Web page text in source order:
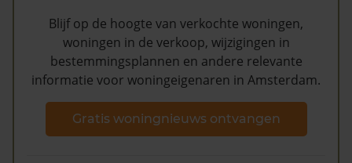
Blijf op de hoogte van verkochte woningen,
woningen in de verkoop, wijzigingen in
bestemmingsplannen en andere relevante
informatie voor woningeigenaren in Amsterdam.
Gratis woningnieuws ontvangen